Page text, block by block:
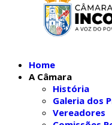
Home
A Câmara
História
Galeria dos
Vereadores